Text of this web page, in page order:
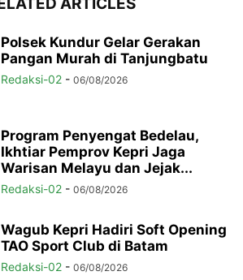
Polsek Kundur Gelar Gerakan
Pangan Murah di Tanjungbatu
Redaksi-02 - 06/08/2026
Program Penyengat Bedelau,
Ikhtiar Pemprov Kepri Jaga
Warisan Melayu dan Jejak...
Redaksi-02 - 06/08/2026
Wagub Kepri Hadiri Soft Opening
TAO Sport Club di Batam
Redaksi-02 - 06/08/2026